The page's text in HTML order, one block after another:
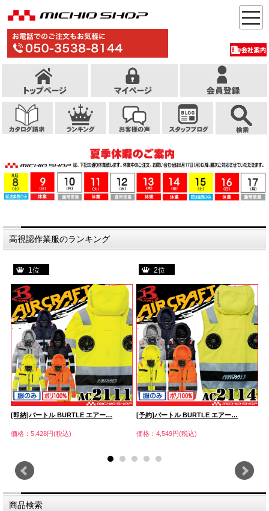
高視認作業服のランキング
1位
[即納]バートル BURTLE エアー…
価格：5,428円(税込)
2位
[予約]バートル BURTLE エアー…
価格：4,549円(税込)
商品検索